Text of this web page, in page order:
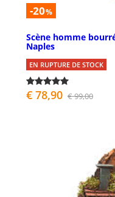
-20%
Scène homme
Naples
EN RUPTURE DE STOCK
€ 78,90 € 99,00